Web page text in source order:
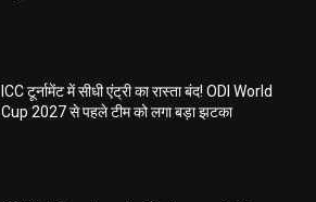
ICC टूर्नामेंट में सीधी एंट्री का रास्ता बंद! ODI World
Cup 2027 से पहले टीम को लगा बड़ा झटका